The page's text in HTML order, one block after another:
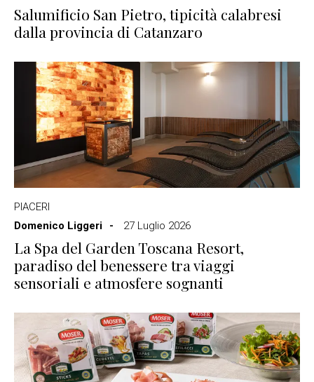
Salumificio San Pietro, tipicità calabresi
dalla provincia di Catanzaro
PIACERI
Domenico Liggeri
27 Luglio 2026
La Spa del Garden Toscana Resort,
paradiso del benessere tra viaggi
sensoriali e atmosfere sognanti